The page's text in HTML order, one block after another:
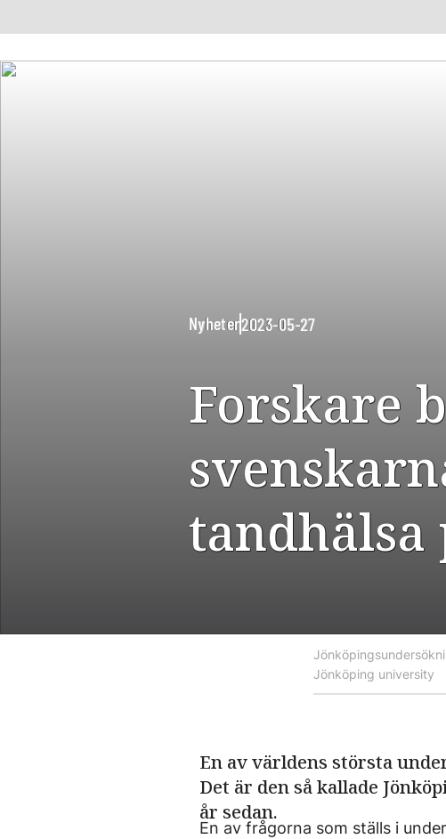
Nyheter2023-05-27
Forskare
Jönköping university
En av världens största
Det är den så kallade
år sedan.
En av frågorna som ställs i